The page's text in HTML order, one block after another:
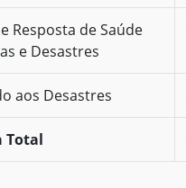
Resposta de Saúde
e Desastres
aos Desastres
Total